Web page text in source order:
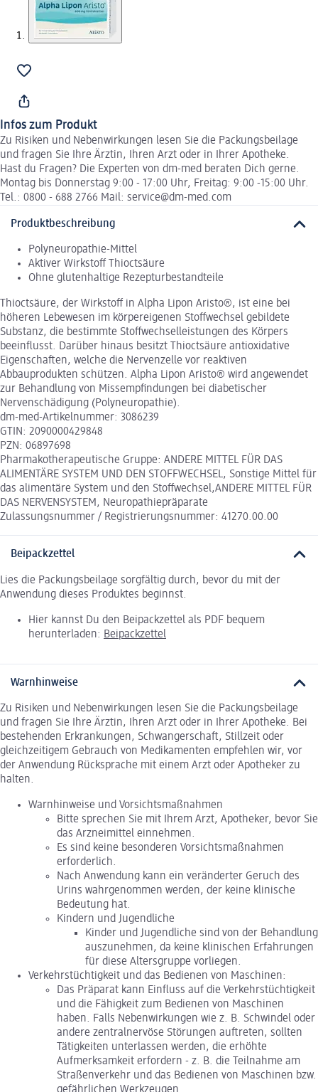
Infos zum Produkt
Zu Risiken und Nebenwirkungen lesen Sie die Packungsbeilage
und fragen Sie Ihre Ärztin, Ihren Arzt oder in Ihrer Apotheke.
Hast du Fragen? Die Experten von dm-med beraten Dich gerne.
Montag bis Donnerstag 9:00 - 17:00 Uhr, Freitag: 9:00 -15:00 Uhr.
Tel.: 0800 - 688 2766 Mail: service@dm-med.com
Produktbeschreibung
Polyneuropathie-Mittel
Aktiver Wirkstoff Thioctsäure
Ohne glutenhaltige Rezepturbestandteile
Thioctsäure, der Wirkstoff in Alpha Lipon Aristo®, ist eine bei
höheren Lebewesen im körpereigenen Stoffwechsel gebildete
Substanz, die bestimmte Stoffwechselleistungen des Körpers
beeinflusst. Darüber hinaus besitzt Thioctsäure antioxidative
Eigenschaften, welche die Nervenzelle vor reaktiven
Abbauprodukten schützen. Alpha Lipon Aristo® wird angewendet
zur Behandlung von Missempfindungen bei diabetischer
Nervenschädigung (Polyneuropathie).
dm-med-Artikelnummer: 3086239
GTIN: 2090000429848
PZN: 06897698
Pharmakotherapeutische Gruppe: ANDERE MITTEL FÜR DAS
ALIMENTÄRE SYSTEM UND DEN STOFFWECHSEL, Sonstige Mittel für
das alimentäre System und den Stoffwechsel,ANDERE MITTEL FÜR
DAS NERVENSYSTEM, Neuropathiepräparate
Zulassungsnummer / Registrierungsnummer: 41270.00.00
Beipackzettel
Lies die Packungsbeilage sorgfältig durch, bevor du mit der
Anwendung dieses Produktes beginnst.
Hier kannst Du den Beipackzettel als PDF bequem
herunterladen: Beipackzettel
Warnhinweise
Zu Risiken und Nebenwirkungen lesen Sie die Packungsbeilage
und fragen Sie Ihre Ärztin, Ihren Arzt oder in Ihrer Apotheke. Bei
bestehenden Erkrankungen, Schwangerschaft, Stillzeit oder
gleichzeitigem Gebrauch von Medikamenten empfehlen wir, vor
der Anwendung Rücksprache mit einem Arzt oder Apotheker zu
halten.
Warnhinweise und Vorsichtsmaßnahmen
Bitte sprechen Sie mit Ihrem Arzt, Apotheker, bevor Sie
das Arzneimittel einnehmen.
Es sind keine besonderen Vorsichtsmaßnahmen
erforderlich.
Nach Anwendung kann ein veränderter Geruch des
Urins wahrgenommen werden, der keine klinische
Bedeutung hat.
Kindern und Jugendliche
Kinder und Jugendliche sind von der Behandlung
auszunehmen, da keine klinischen Erfahrungen
für diese Altersgruppe vorliegen.
Verkehrstüchtigkeit und das Bedienen von Maschinen:
Das Präparat kann Einfluss auf die Verkehrstüchtigkeit
und die Fähigkeit zum Bedienen von Maschinen
haben. Falls Nebenwirkungen wie z. B. Schwindel oder
andere zentralnervöse Störungen auftreten, sollten
Tätigkeiten unterlassen werden, die erhöhte
Aufmerksamkeit erfordern - z. B. die Teilnahme am
Straßenverkehr und das Bedienen von Maschinen bzw.